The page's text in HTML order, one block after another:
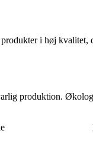
i høj kvalitet,
produktion.